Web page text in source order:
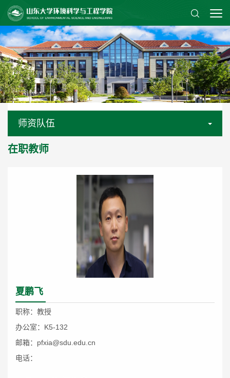
师资队伍
在职教师
夏鹏飞
职称：教授
办公室：K5-132
邮箱：pfxia@sdu.edu.cn
电话：